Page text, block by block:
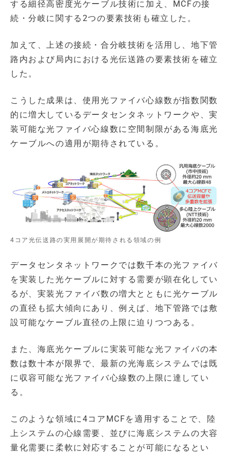
する細径高密度光ケーブル技術に加え、MCFの接
続・分岐に関する2つの要素技術も確立した。
加えて、上述の接続・合分岐技術を活用し、地下管
路内および局内における光伝送路の要素技術を確立
した。
こうした成果は、使用光ファイバ心線数が指数関数
的に増大しているデータセンタネットワークや、実
装可能な光ファイバ心線数に空間制限がある海底光
ケーブルへの適用が期待されている。
4コア光伝送路の実用展開が期待される領域の例
データセンタネットワークでは数千本の光ファイバ
を実装した光ケーブルに対する需要が顕在化してい
るが、実装光ファイバ数の増大とともに光ケーブル
の直径も拡大傾向にあり、例えば、地下管路では敷
設可能なケーブル直径の上限に迫りつつある。
また、海底光ケーブルに実装可能な光ファイバの本
数は数十本が限界で、最新の光海底システムでは既
に収容可能な光ファイバ心線数の上限に達してい
る。
このような領域に4コアMCFを適用することで、陸
上システムの心線需要、並びに海底システムの大容
量化需要に柔軟に対応することが可能になるとい